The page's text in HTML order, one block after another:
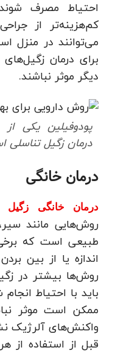
احتیاط مصرف
کم‌هزینه‌تر از
می‌توانند در منزل
برای درمان
دیگر موثر نباشند.
پودوفیلین یکی از
درمان زگیل تناسلی
درمان خانگی
درمان خانگی زگیل
روش‌هایی مانند
طبیعی است که
اندازه یا از بین
روش‌ها بیشتر در
باید با احتیاط
ممکن است موثر
واکنش‌های آلرژیک
قبل از استفاده از